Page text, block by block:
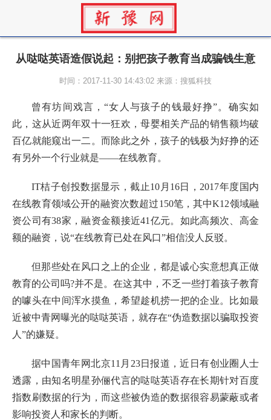
从哒哒英语造假说起：别把孩子教育当成骗钱生意
时间：2017-11-30 14:43:02 来源：搜狐科技
曾有坊间戏言，“女人与孩子的钱最好挣”。确实如
此，这从近两年双十一狂欢，母婴相关产品的销售额均破
百亿就能窥出一二。而除此之外，孩子的钱极为好挣的还
有另外一个行业就是——在线教育。
IT桔子创投数据显示，截止10月16日，2017年度国内
在线教育领域公开的融资次数超过150笔，其中K12领域融
资公司有38家，融资金额接近41亿元。如此高频次、高金
额的融资，说“在线教育已处在风口”相信没人反驳。
但那些处在风口之上的企业，都是诚心实意想真正做
教育的公司吗?并不是。在这其中，不乏一些打着孩子教育
的噱头在中间浑水摸鱼，希望趁机捞一把的企业。比如最
近被中青网曝光的哒哒英语，就存在“伪造数据以骗取投资
人”的嫌疑。
据中国青年网北京11月23日报道，近日有创业圈人士
透露，由知名明星孙俪代言的哒哒英语存在长期针对百度
指数刷数据的行为，而这些被伪造的数据很容易蒙蔽或者
影响投资人和家长的判断。